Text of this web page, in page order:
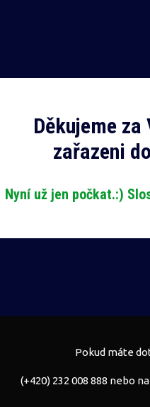
Děkujeme
zařazeni
Nyní už jen počkat.:)
Pokud máte
(+420) 232 008 888 nebo na